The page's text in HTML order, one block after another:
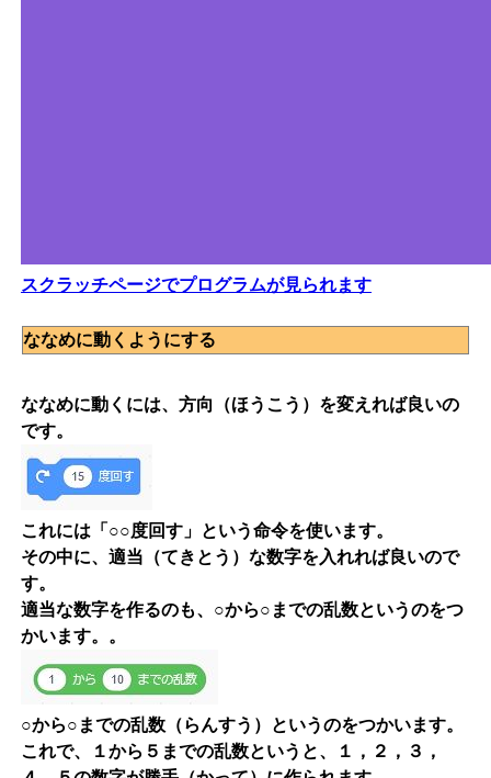
スクラッチページでプログラムが見られます
ななめに動くようにする
ななめに動くには、方向（ほうこう）を変えれば良いの
です。
これには 「○○度回す」 という命令を使います。
その中に、適当（てきとう）な数字を入れれば良いので
す。
適当な数字を作るのも、 ○から○までの乱数というのをつ
かいます。。
○から○までの乱数（らんすう）
というのをつかいます。
これで、
１から５までの乱数というと、
１，２，３，